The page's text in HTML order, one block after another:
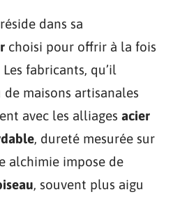
réside dans sa
choisi pour offrir à la fois
fabricants, qu’il
de maisons artisanales
avec les alliages acier
, dureté mesurée sur
alchimie impose de
, souvent plus aigu